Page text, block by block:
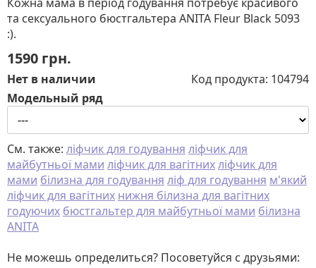
та сексуального бюстгальтера ANITA Fleur Black 5093
:).
1590 грн.
Нет в наличии Код продукта: 104794
Модельный ряд
См. также: ліфчик для годування ліфчик для
майбутньої мами ліфчик для вагітнихліфчик для
мами білизна для годування ліф для годування м'який
ліфчик для вагітних нижня білизна для вагітних
годуючих бюстгальтер для майбутньої мами білизна
ANITA
Не можешь определиться? Посоветуйся с друзьями: